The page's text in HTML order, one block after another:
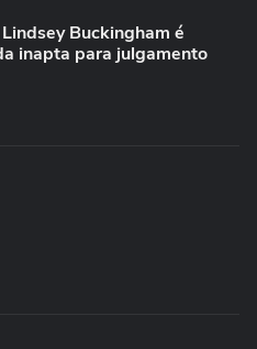
Buckingham é
inapta para julgamento